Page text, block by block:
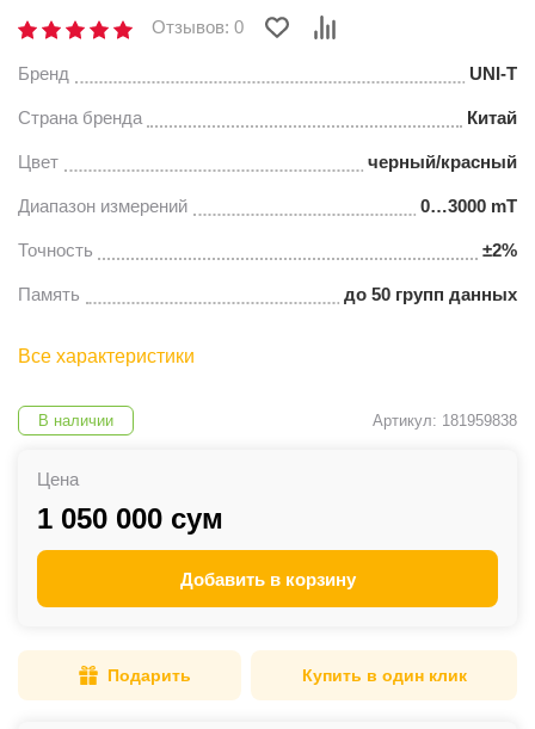
Отзывов: 0
Бренд UNI-T
Страна бренда Китай
Цвет черный/красный
Диапазон измерений 0…3000 mT
Точность ±2%
Память до 50 групп данных
Все характеристики
В наличии Артикул: 181959838
Цена
1 050 000 сум
Добавить в корзину
Подарить Купить в один клик